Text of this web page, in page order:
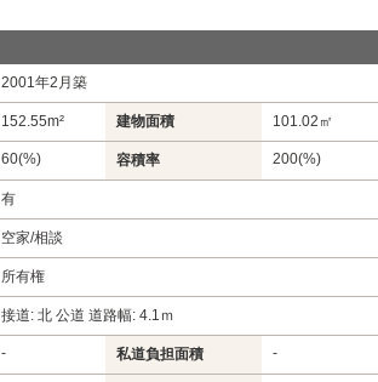
2001年2月築
152.55m² 建物面積 101.02㎡
60(%) 容積率 200(%)
有
空家/相談
所有権
接道: 北 公道 道路幅: 4.1ｍ
- 私道負担面積 -